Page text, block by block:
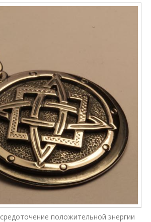
положительной энергии